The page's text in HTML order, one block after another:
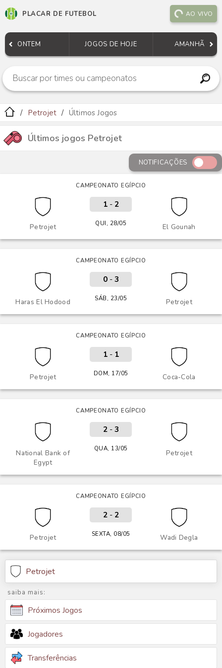
PLACAR DE FUTEBOL AO VIVO
ONTEM JOGOS DE HOJE AMANHÃ
Petrojet Últimos Jogos
Últimos jogos Petrojet
NOTIFICAÇÕES
CAMPEONATO EGÍPCIO
Petrojet El Gounah
1- 2
QUI, 28/05
CAMPEONATO EGÍPCIO
Haras El Hodood Petrojet
0- 3
SÁB, 23/05
CAMPEONATO EGÍPCIO
Petrojet Coca-Cola
1- 1
DOM, 17/05
CAMPEONATO EGÍPCIO
National Bank of
Egypt
Petrojet
2- 3
QUA, 13/05
CAMPEONATO EGÍPCIO
Petrojet Wadi Degla
2- 2
SEXTA, 08/05
Petrojet
saiba mais:
Próximos Jogos
Jogadores
Transferências